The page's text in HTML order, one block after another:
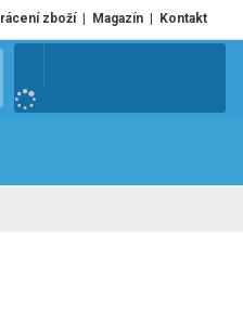
zboží Magazín Kontakt